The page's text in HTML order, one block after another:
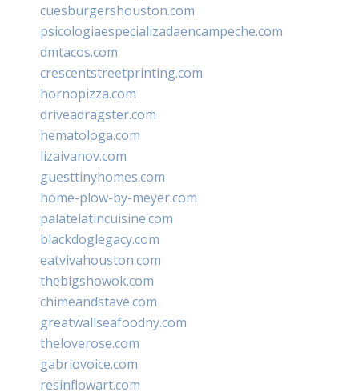
cuesburgershouston.com
psicologiaespecializadaencampeche.com
dmtacos.com
crescentstreetprinting.com
hornopizza.com
driveadragster.com
hematologa.com
lizaivanov.com
guesttinyhomes.com
home-plow-by-meyer.com
palatelatincuisine.com
blackdoglegacy.com
eatvivahouston.com
thebigshowok.com
chimeandstave.com
greatwallseafoodny.com
theloverose.com
gabriovoice.com
resinflowart.com